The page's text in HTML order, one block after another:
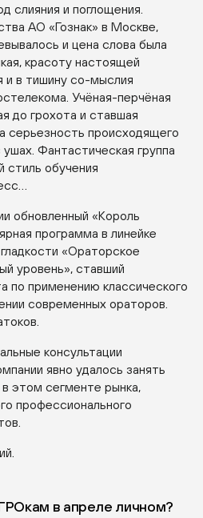
слияния и поглощения.
АО «Гознак» в Москве,
и цена слова была
красоту настоящей
и в тишину со-мыслия
Учёная-перчёная
до грохота и ставшая
серьезность происходящего
Фантастическая группа
стиль обучения
обновленный «Король
программа в линейке
«Ораторское
уровень», ставший
по применению классического
современных ораторов.
консультации
явно удалось занять
этом сегменте рынка,
профессионального
в апреле личном?